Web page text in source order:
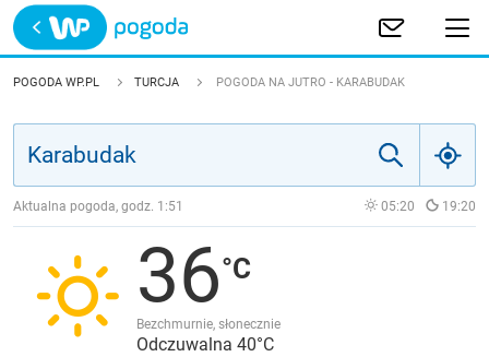
Trwa ładowanie
POLSKA
JAKOŚĆ POWIETRZA
POGODA WP.PL TURCJA POGODA NA JUTRO - KARABUDAK
Aktualna pogoda, godz. 1:51 05:20 19:20
36
Bezchmurnie, słonecznie
Odczuwalna 40°C